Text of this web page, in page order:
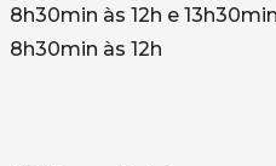
8h30min às 12h e
8h30min às 12h